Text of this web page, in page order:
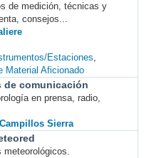
de medición, técnicas y
consejos...
Estaciones
Material Aficionado
de comunicación
en prensa, radio,
Sierra
meteorológicos.